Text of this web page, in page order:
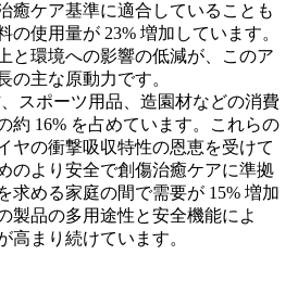
癒ケア基準に適合していることも
の使用量が 23% 増加しています。
と環境への影響の低減が、このア
の主な原動力です。
スポーツ用品、造園材などの消費
約 16% を占めています。これらの
ヤの衝撃吸収特性の恩恵を受けて
のより安全で創傷治癒ケアに準拠
求める家庭の間で需要が 15% 増加
製品の多用途性と安全機能によ
高まり続けています。